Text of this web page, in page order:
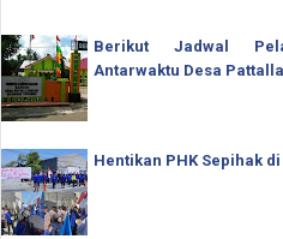
Berikut Jadwal
Antarwaktu Desa
Hentikan PHK Sepihak